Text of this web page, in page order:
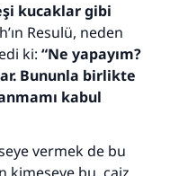
kucaklar gibi
Resulü, neden
ki: “Ne yapayım?
Bununla birlikte
kabul
vermek de bu
bir evliliği
için bizi destekle